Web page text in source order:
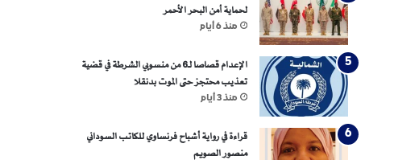
لحماية أمن البحر الأحمر
منذ 6 أيام
الإعدام قصاصا لـ6 من منسوبي الشرطة في قضية
تعذيب محتجز حتى الموت بدنقلا
منذ 3 أيام
قراءة في رواية أشباح فرنساوي للكاتب السوداني
منصور الصويم